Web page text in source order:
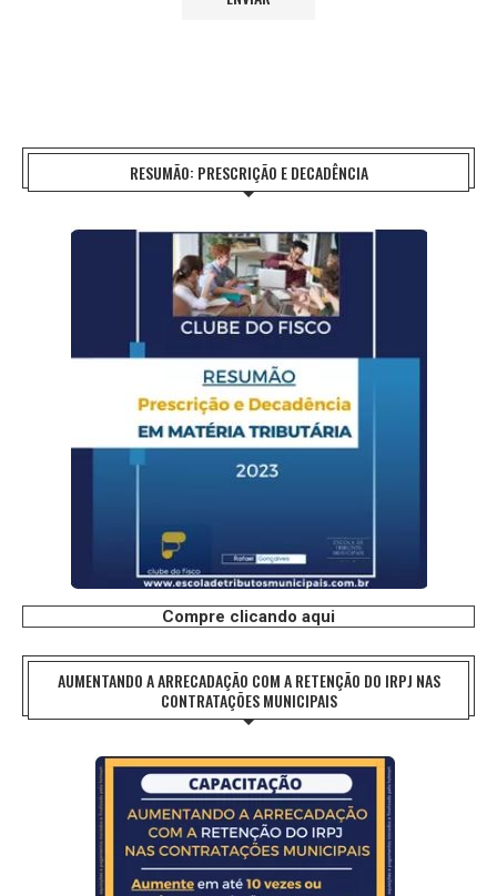
RESUMÃO: PRESCRIÇÃO E DECADÊNCIA
Compre clicando aqui
AUMENTANDO A ARRECADAÇÃO COM A RETENÇÃO DO IRPJ NAS
CONTRATAÇÕES MUNICIPAIS